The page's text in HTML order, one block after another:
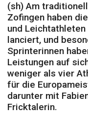
(sh) Am
Zofingen haben
und
lanciert, und
Sprinterinnen
Leistungen auf
weniger als vier
für die
darunter mit
Fricktalerin.